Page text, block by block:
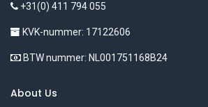
+31(0) 411 794 055
KVK-nummer: 17122606
BTW nummer: NL001751168B24
About Us